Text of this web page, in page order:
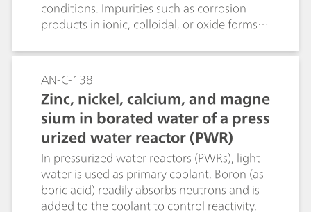
conditions. Impurities such as corrosion
products in ionic, colloidal, or oxide forms
and reactor coolant. This application shows
Ni, Zn and standard cations (e.g., Na +, NH
4+, Mg 2+, Ca 2+) in the water-steam cycle
of a BWR.
AN-C-138
Zinc, nickel, calcium, and magne
sium in borated water of a press
urized water reactor (PWR)
In pressurized water reactors (PWRs), light
water is used as primary coolant. Boron (as
boric acid) readily absorbs neutrons and is
added to the coolant to control reactivity.